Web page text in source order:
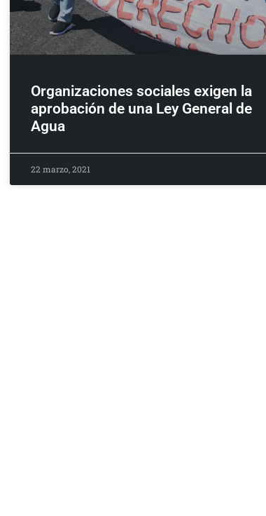
Organizaciones sociales exigen la
aprobación de una Ley General de
Agua
22 marzo, 2021